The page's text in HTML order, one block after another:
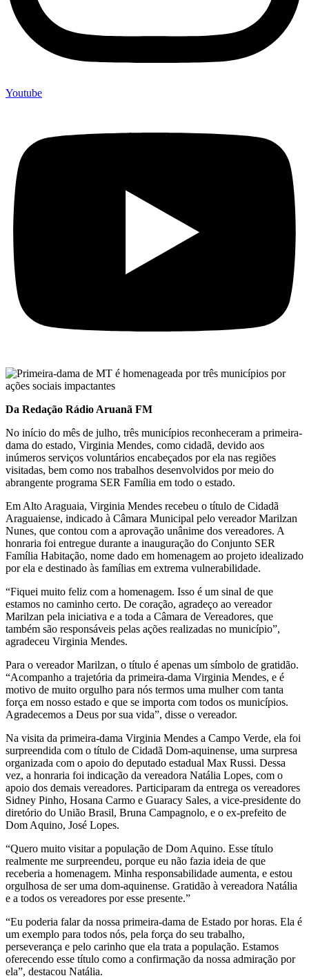
Youtube
Da Redação Rádio Aruanã FM
No início do mês de julho, três municípios reconheceram a primeira-
dama do estado, Virginia Mendes, como cidadã, devido aos
inúmeros serviços voluntários encabeçados por ela nas regiões
visitadas, bem como nos trabalhos desenvolvidos por meio do
abrangente programa SER Família em todo o estado.
Em Alto Araguaia, Virginia Mendes recebeu o título de Cidadã
Araguaiense, indicado à Câmara Municipal pelo vereador Marilzan
Nunes, que contou com a aprovação unânime dos vereadores. A
honraria foi entregue durante a inauguração do Conjunto SER
Família Habitação, nome dado em homenagem ao projeto idealizado
por ela e destinado às famílias em extrema vulnerabilidade.
“Fiquei muito feliz com a homenagem. Isso é um sinal de que
estamos no caminho certo. De coração, agradeço ao vereador
Marilzan pela iniciativa e a toda a Câmara de Vereadores, que
também são responsáveis pelas ações realizadas no município”,
agradeceu Virginia Mendes.
Para o vereador Marilzan, o título é apenas um símbolo de gratidão.
“Acompanho a trajetória da primeira-dama Virginia Mendes, e é
motivo de muito orgulho para nós termos uma mulher com tanta
força em nosso estado e que se importa com todos os municípios.
Agradecemos a Deus por sua vida”, disse o vereador.
Na visita da primeira-dama Virginia Mendes a Campo Verde, ela foi
surpreendida com o título de Cidadã Dom-aquinense, uma surpresa
organizada com o apoio do deputado estadual Max Russi. Dessa
vez, a honraria foi indicação da vereadora Natália Lopes, com o
apoio dos demais vereadores. Participaram da entrega os vereadores
Sidney Pinho, Hosana Carmo e Guaracy Sales, a vice-presidente do
diretório do União Brasil, Bruna Campagnolo, e o ex-prefeito de
Dom Aquino, José Lopes.
“Quero muito visitar a população de Dom Aquino. Esse título
realmente me surpreendeu, porque eu não fazia ideia de que
receberia a homenagem. Minha responsabilidade aumenta, e estou
orgulhosa de ser uma dom-aquinense. Gratidão à vereadora Natália
e a todos os vereadores por esse presente.”
“Eu poderia falar da nossa primeira-dama de Estado por horas. Ela é
um exemplo para todos nós, pela força do seu trabalho,
perseverança e pelo carinho que ela trata a população. Estamos
oferecendo esse título como a confirmação da nossa admiração por
ela”, destacou Natália.